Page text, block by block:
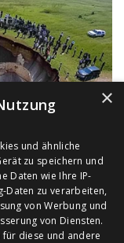
×
und ähnliche
zu speichern und
Daten wie Ihre IP-
Daten zu verarbeiten,
von Werbung und
von Diensten.
für diese und andere